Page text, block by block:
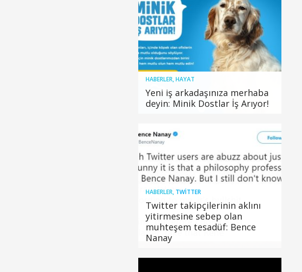
HABERLER,HAYAT
Yeni iş arkadaşınıza merhaba
deyin: Minik Dostlar İş Arıyor!
HABERLER, TWITTER
Twitter takipçilerinin aklını
yitirmesine sebep olan
muhteşem tesadüf: Bence
Nanay